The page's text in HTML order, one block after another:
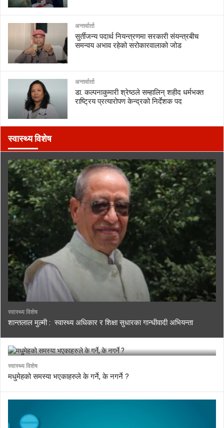
अन्तर्वार्ता
सुर्तीजन्य पदार्थ नियन्त्रणमा सरकारी संयन्त्रबीच
समन्वय अभाव रहेको सरोकारवालाको जोड
अन्तर्वार्ता
डा. कल्पनाकुमारी श्रेष्ठले सम्हालिन् शहीद धर्मभक्त
राष्ट्रिय प्रत्यारोपण केन्द्रको निर्देशक पद
स्वास्थ्य विशेष
स्वास्थ्य विशेष
शान्तलाल मुल्मी : स्वास्थ्य अधिकार र शिक्षा सुधारका गान्धीवादी अभियन्ता
स्वास्थ्य विशेष
मधुमेहको समस्या भएकाहरुले के गर्ने, के नगर्ने ?